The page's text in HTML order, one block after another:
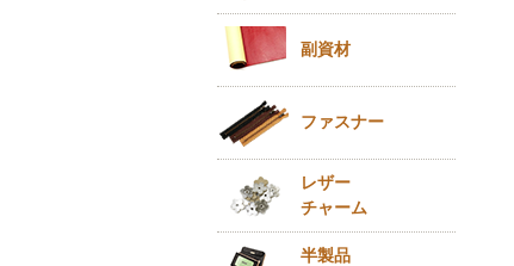
副資材
ファスナー
レザー
チャーム
半製品